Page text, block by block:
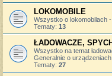
LOKOMOBILE
Wszystko o lokomobilach
Tematy: 13
ŁADOWACZE,
Wszystko na temat
Generalnie o
Tematy: 27